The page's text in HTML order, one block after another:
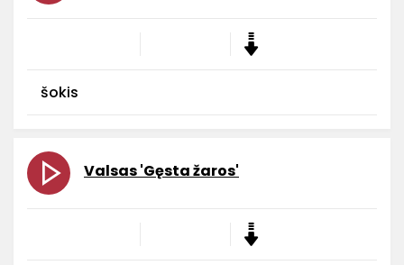
šokis
Valsas 'Gęsta žaros'